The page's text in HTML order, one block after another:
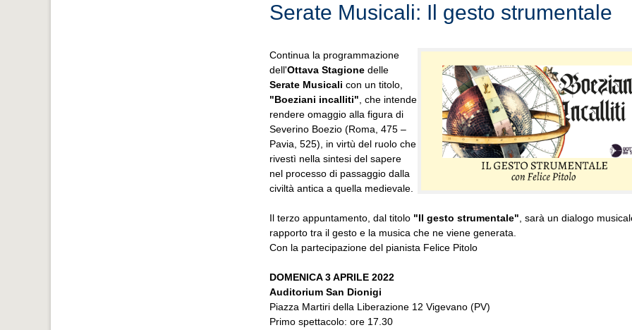
Serate Musicali: Il gesto strumentale
Continua la programmazione
dell'Ottava Stagione delle
Serate Musicali con un titolo,
"Boeziani incalliti" , che intende
rendere omaggio alla figura di
Severino Boezio (Roma, 475 –
Pavia, 525), in virtù del ruolo che
rivestì nella sintesi del sapere
nel processo di passaggio dalla
civiltà antica a quella medievale.
Il terzo appuntamento, dal titolo "Il gesto strumentale" , sarà un dialogo
rapporto tra il gesto e la musica che ne viene generata.
Con la partecipazione del pianista Felice Pitolo
DOMENICA 3 APRILE 2022
Auditorium San Dionigi
Piazza Martiri della Liberazione 12 Vigevano (PV)
Primo spettacolo: ore 17.30